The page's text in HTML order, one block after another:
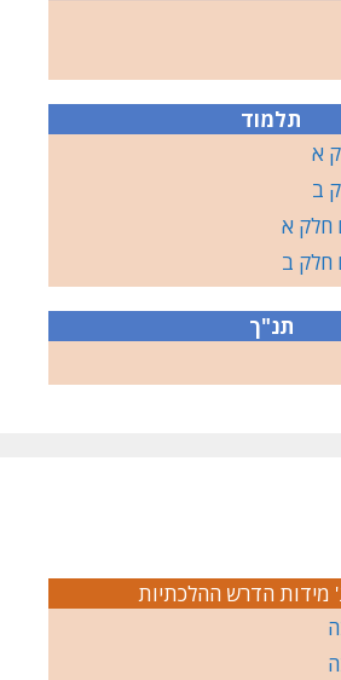
תלמוד
א
ב
חלק א
חלק ב
תנ"ך
מידות הדרש ההלכתיות